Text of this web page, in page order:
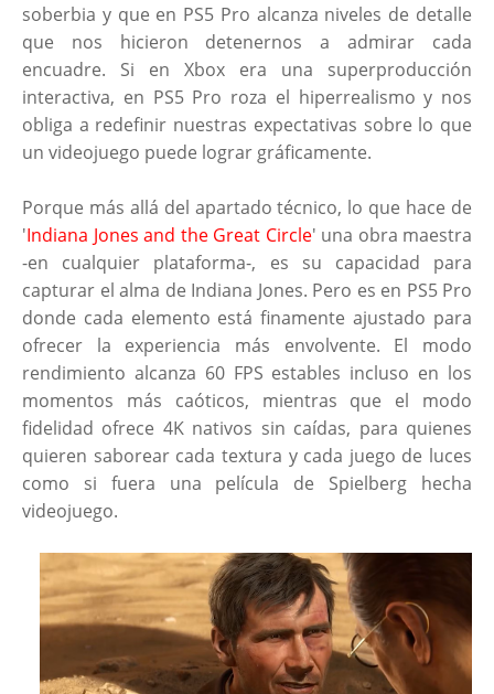
soberbia y que en PS5 Pro alcanza niveles de detalle
que nos hicieron detenernos a admirar cada
encuadre. Si en Xbox era una superproducción
interactiva, en PS5 Pro roza el hiperrealismo y nos
obliga a redefinir nuestras expectativas sobre lo que
un videojuego puede lograr gráficamente.
Porque más allá del apartado técnico, lo que hace de
'Indiana Jones and the Great Circle' una obra maestra
-en cualquier plataforma-, es su capacidad para
capturar el alma de Indiana Jones. Pero es en PS5 Pro
donde cada elemento está finamente ajustado para
ofrecer la experiencia más envolvente. El modo
rendimiento alcanza 60 FPS estables incluso en los
momentos más caóticos, mientras que el modo
fidelidad ofrece 4K nativos sin caídas, para quienes
quieren saborear cada textura y cada juego de luces
como si fuera una película de Spielberg hecha
videojuego.